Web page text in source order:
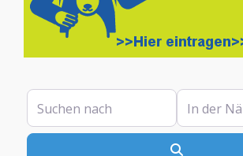
Suchen nach In der Nähe